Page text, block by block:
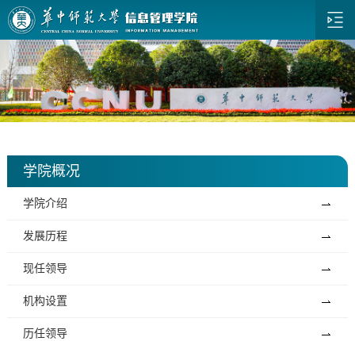
学院概况
学院介绍
发展历程
现任领导
机构设置
历任领导